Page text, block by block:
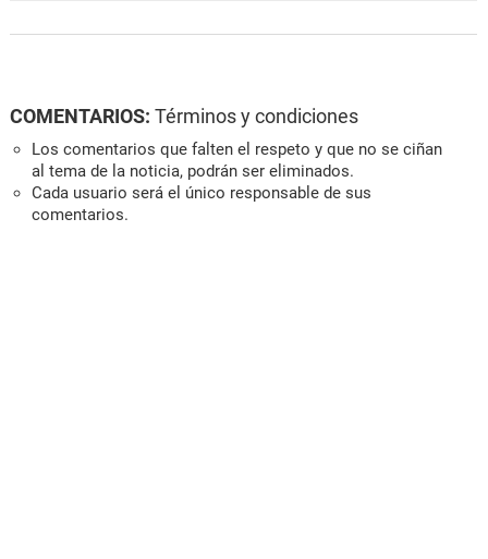
COMENTARIOS: Términos y condiciones
Los comentarios que falten el respeto y que no se ciñan
al tema de la noticia, podrán ser eliminados.
Cada usuario será el único responsable de sus
comentarios.